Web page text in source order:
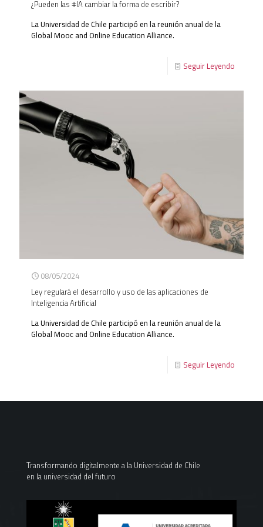
¿Pueden las #IA cambiar la forma de escribir?
La Universidad de Chile participó en la reunión anual de la
Global Mooc and Online Education Alliance.
Seguir Leyendo
08/05/2024
Ley regulará el desarrollo y uso de las aplicaciones de
Inteligencia Artificial
La Universidad de Chile participó en la reunión anual de la
Global Mooc and Online Education Alliance.
Seguir Leyendo
Transformando digitalmente a la Universidad de Chile
en la universidad del futuro